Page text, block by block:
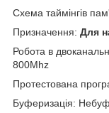
Схема таймінгів
Призначення: Для
Робота в
800Mhz
Протестована
Буферизація: